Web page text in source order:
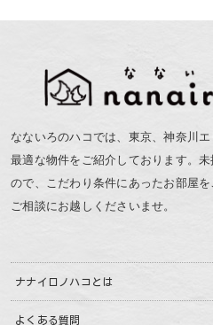
なないろのハコでは、東京、神奈川
最適な物件をご紹介しております。
ので、こだわり条件にあったお部屋
ご相談にお越しくださいませ。
ナナイロノハコとは
よくある質問